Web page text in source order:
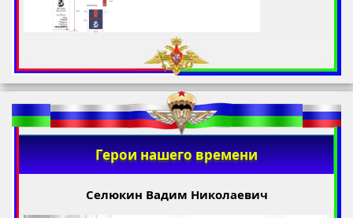
Герои нашего времени
Селюкин Вадим Николаевич